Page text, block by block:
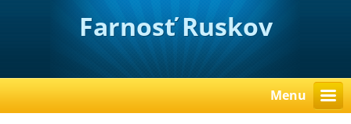
Farnosť Ruskov
Menu